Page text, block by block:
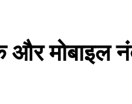
और मोबाइल